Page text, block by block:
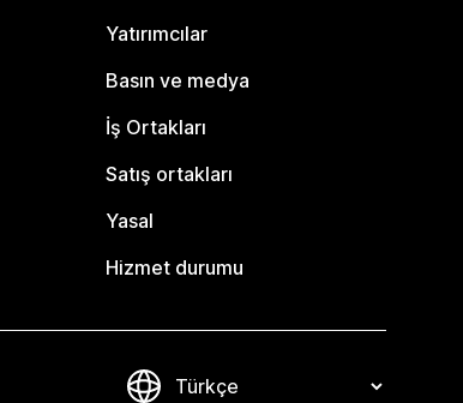
Yatırımcılar
Basın ve medya
İş Ortakları
Satış ortakları
Yasal
Hizmet durumu